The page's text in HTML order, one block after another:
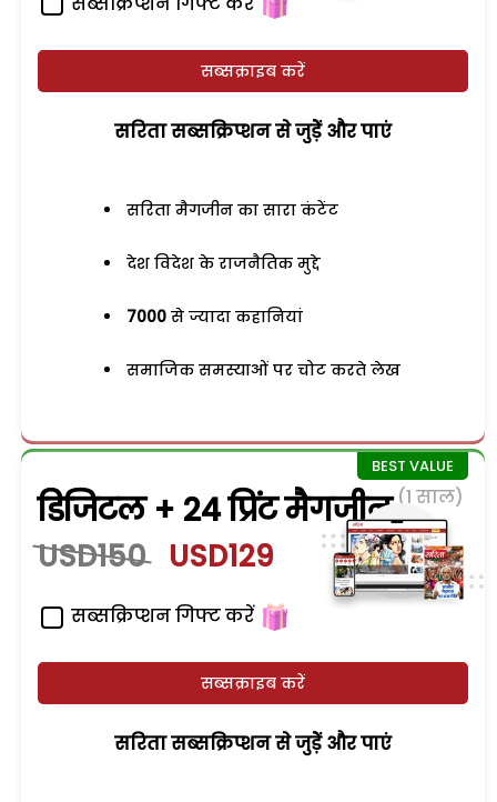
सब्सक्राइब करें
सरिता सब्सक्रिप्शन से जुड़ेें और पाएं
सरिता मैगजीन का सारा कंटेंट
देश विदेश के राजनैतिक मुद्दे
7000 से ज्यादा कहानियां
समाजिक समस्याओं पर चोट करते लेख
डिजिटल + 24 प्रिंट मैगजीन (1 साल)
USD150 USD129
सब्सक्रिप्शन गिफ्ट करें
सब्सक्राइब करें
सरिता सब्सक्रिप्शन से जुड़ेें और पाएं